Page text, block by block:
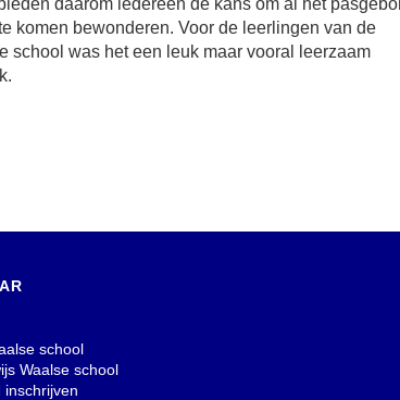
school
Waalse school
inschrijven